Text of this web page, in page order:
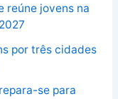
reúne jovens na
por três cidades
se para